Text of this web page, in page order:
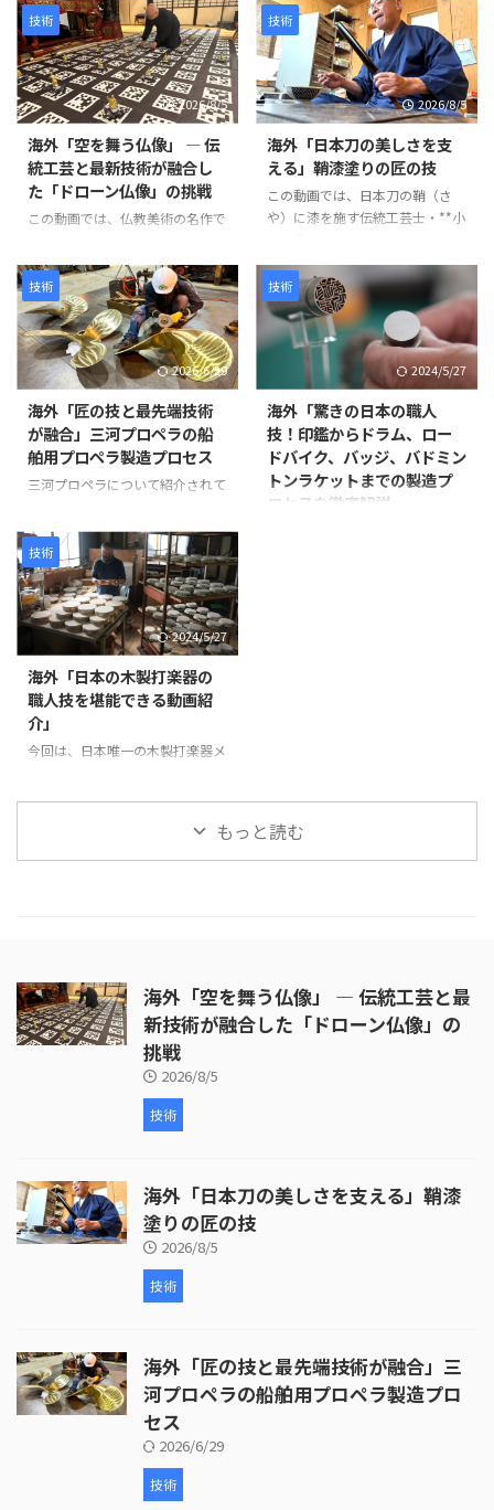
技術
2026/8/5
海外「空を舞う仏像」 ― 伝
統工芸と最新技術が融合し
た「ドローン仏像」の挑戦
この動画では、仏教美術の名作で
を現代のテクノロジーで再現す
る、革新的なプロジェクトが紹介
されています。 阿弥陀如来と25
体の菩薩が極楽浄土から人々を迎
えに来る情景を、空中を舞うドロ
ーン仏像によって表現するとい
う、伝統文化と最新技術を融合さ
せた試みです。 制作には、約
1,500年にわたり受け継がれてき
た仏像彫刻の技術と、3Dスキャ
ン・3Dプリントなどの現代技術
の工程 まず、仏師による木彫り
の原型制作から始まります。 仏
師は木材から仏像を一体ずつ丁寧
...
技術
2026/8/5
海外「日本刀の美しさを支
える」鞘漆塗りの匠の技
この動画では、日本刀の鞘（さ
や）に漆を施す伝統工芸士・**小
氏の仕事が紹介されています。日
本刀の鞘は単なる収納具ではな
く、刀身を守る重要な役割を担っ
ています。熟練の職人が幾度も塗
装と研磨を繰り返し、美しさと耐
久性を兼ね備えた鞘を完成させて
いきます。 製造工程は以下のよ
うに進みます。 まず、2枚の木材
を貼り合わせて作られた鞘の継ぎ
目を補強します。継ぎ目に和紙を
米糊で貼り付けることで、割れや
剥離を防ぎ、長期間使用できる強
技術
2026/6/29
海外「匠の技と最先端技術
が融合」三河プロペラの船
舶用プロペラ製造プロセス
三河プロペラについて紹介されて
に拠点を置き、1929年に設立さ
れて以来、90年以上にわたり船
舶用プロペラを製造しています。
製造プロセスは以下のように進み
ます。最初に砂型に砂を詰め、余
分なガスを抜いて準備します。そ
の後、砂型を反転させて次の工程
に備えます。 次に、インゴット
と呼ばれる金属塊を溶解炉に入れ
て溶かします。溶解中には不純物
を除去し、温度を適切に管理しま
型から鋳造物を取り出しま ...
技術
2024/5/27
海外「驚きの日本の職人
技！印鑑からドラム、ロー
ドバイク、バッジ、バドミン
トンラケットまでの製造プ
ロセスを徹底解説」
の手仕事や精密な機械加工が、製
品の品質と美しさを生み出す過程
技術
2024/5/27
海外「日本の木製打楽器の
職人技を堪能できる動画紹
介」
今回は、日本唯一の木製打楽器メ
タンバリンや他の打楽器の製造プ
ロセスを見ることができます。
が行われています。 次に、皮革の
取り付けが行われます。ここで
は、牛革が使われ、職人が丁寧に
枠を伸ばしていく様子が映し出さ
れます。皮革の取り付けには熟練
もっと読む
海外「空を舞う仏像」 ― 伝統工芸と最
新技術が融合した「ドローン仏像」の
挑戦
2026/8/5
技術
海外「日本刀の美しさを支える」鞘漆
塗りの匠の技
2026/8/5
技術
海外「匠の技と最先端技術が融合」三
河プロペラの船舶用プロペラ製造プロ
セス
2026/6/29
技術